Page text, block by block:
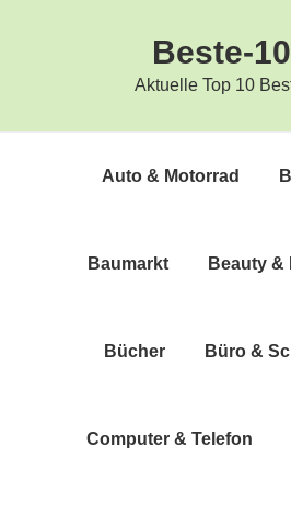
Beste-
Aktuelle Top 10
Auto & Motorrad
Bau­markt Beau­ty
Bücher Büro &
Com­pu­ter & Telefon